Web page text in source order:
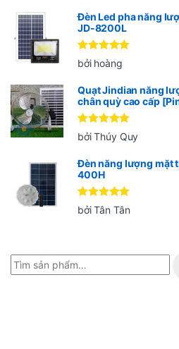
Đèn Led pha năng
JD-8200L
Được xếp
hạng55
bởi hoàng
Quạt Jindian năng
chân quỳ cao cấp
Được xếp
hạng 5 5
bởi Thúy Quy
Đèn năng lượng mặt
400H
Được xếp
hạng 55
bởi Tân Tân